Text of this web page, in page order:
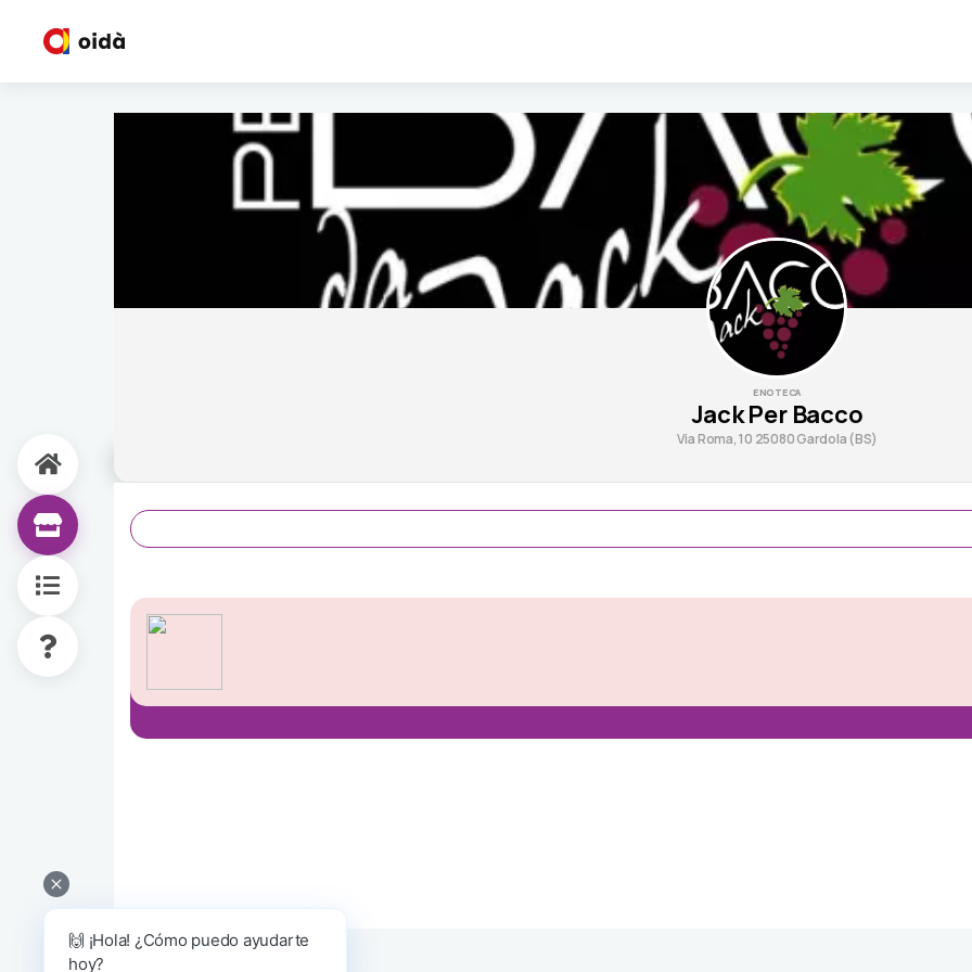
ENOTECA
Jack Per Bacco
Via Roma, 10 25080 Gardola (BS)
🙌 ¡Hola! ¿Cómo puedo ayudarte
hoy?